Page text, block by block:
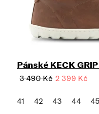
Pánské KECK
3 490 Kč 2 399 Kč
41 42 43 44 45